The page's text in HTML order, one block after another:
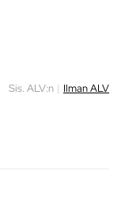
Sis. ALV:n | Ilman ALV